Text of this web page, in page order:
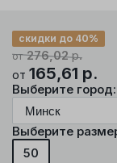
от276,02р.
скидки до 40%
от 165,61 р.
Выберите город:
Выберите
50